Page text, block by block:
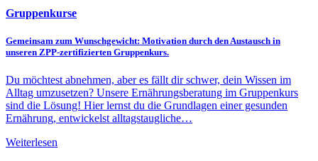
Gruppenkurse
Gemeinsam zum Wunschgewicht: Motivation durch den Austausch in
unseren ZPP-zertifizierten Gruppenkurs.
Du möchtest abnehmen, aber es fällt dir schwer, dein Wissen im
Alltag umzusetzen? Unsere Ernährungsberatung im Gruppenkurs
sind die Lösung! Hier lernst du die Grundlagen einer gesunden
Ernährung, entwickelst alltagstaugliche…
Weiterlesen